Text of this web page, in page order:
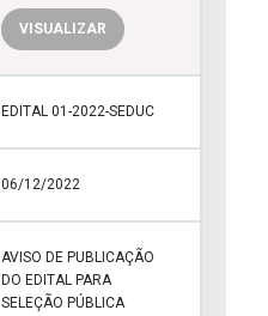
VISUALIZAR
EDITAL 01-2022-SEDUC
06/12/2022
AVISO DE PUBLICAÇÃO
DO EDITAL PARA
SELEÇÃO PÚBLICA